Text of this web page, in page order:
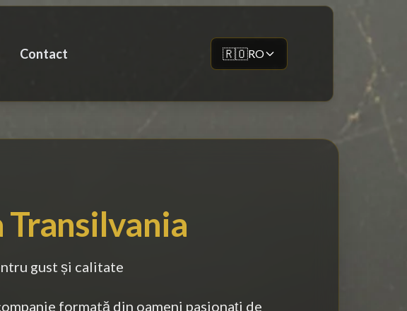
Contact 🇷🇴RO
Transilvania
gust și calitate
formată din oameni pasionați de